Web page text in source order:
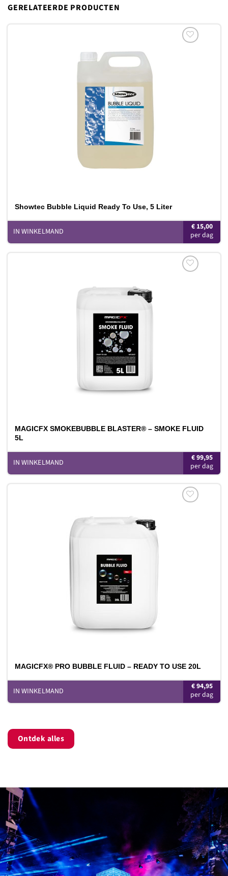
GERELATEERDE PRODUCTEN
Showtec Bubble Liquid Ready To Use, 5 Liter
€15,00
IN WINKELMAND
MAGICFX SMOKEBUBBLE BLASTER® – SMOKE FLUID
5L
€99,95
IN WINKELMAND
MAGICFX® PRO BUBBLE FLUID – READY TO USE 20L
€94,95
IN WINKELMAND
Ontdek alles